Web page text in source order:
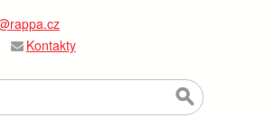
Kontakty